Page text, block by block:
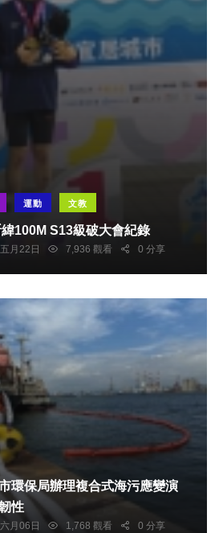
運動 文教
選手 林昕緯100M S13級破大會紀錄
月22日 7,936 觀看 0 分享
環保局辦理複合式海污應變演
性
月06日 1,768 觀看 0 分享